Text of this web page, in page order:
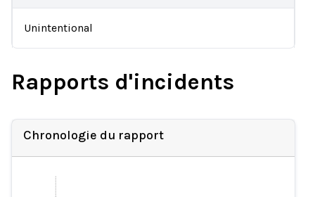
Unintentional
Rapports d'incidents
Chronologie du rapport